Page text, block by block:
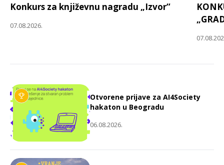
Konkurs za književnu nagradu „Izvor“
07.08.2026.
Otvorene prijave za AI4Society
hakaton u Beogradu
06.08.2026.